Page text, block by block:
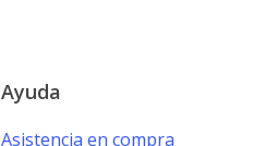
Ayuda
Asistencia en compra